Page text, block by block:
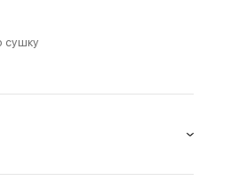
сушку